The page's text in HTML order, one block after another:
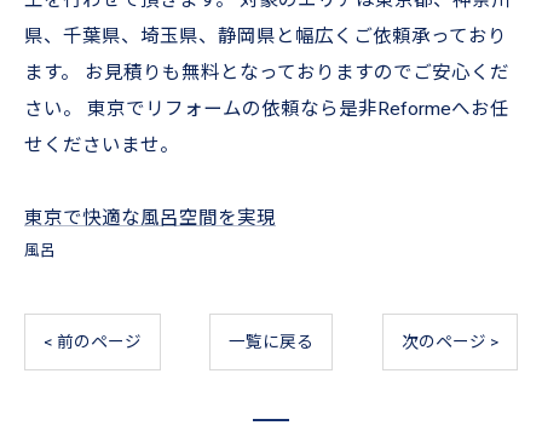
県、千葉県、埼玉県、静岡県と幅広くご依頼承っており
ます。 お見積りも無料となっておりますのでご安心くだ
さい。 東京でリフォームの依頼なら是非Reformeへお任
せくださいませ。
東京で快適な風呂空間を実現
風呂
< 前のページ 一覧に戻る 次のページ >